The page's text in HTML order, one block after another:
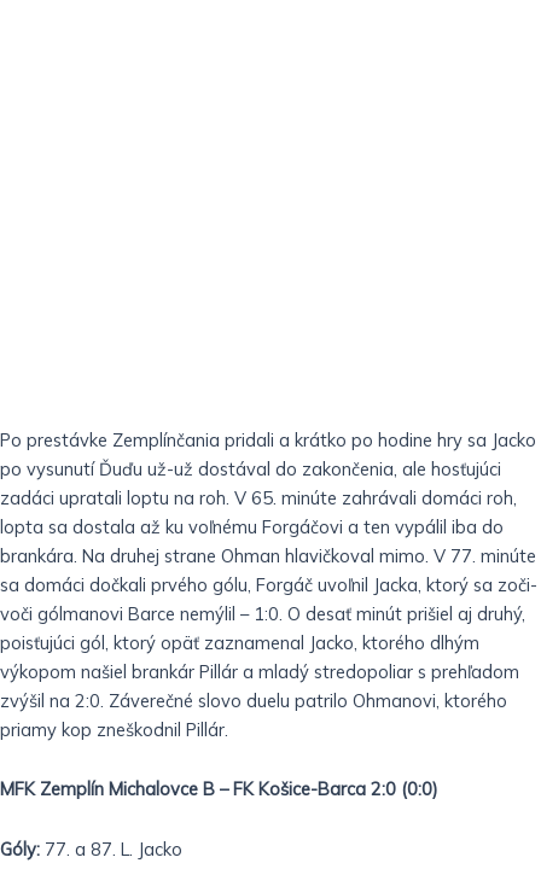
Po prestávke Zemplínčania pridali a krátko po hodine hry sa Jacko
po vysunutí Ďuďu už-už dostával do zakončenia, ale hosťujúci
zadáci upratali loptu na roh. V 65. minúte zahrávali domáci roh,
lopta sa dostala až ku voľnému Forgáčovi a ten vypálil iba do
brankára. Na druhej strane Ohman hlavičkoval mimo. V 77. minúte
sa domáci dočkali prvého gólu, Forgáč uvoľnil Jacka, ktorý sa zoči-
voči gólmanovi Barce nemýlil – 1:0. O desať minút prišiel aj druhý,
poisťujúci gól, ktorý opäť zaznamenal Jacko, ktorého dlhým
výkopom našiel brankár Pillár a mladý stredopoliar s prehľadom
zvýšil na 2:0. Záverečné slovo duelu patrilo Ohmanovi, ktorého
priamy kop zneškodnil Pillár.
MFK Zemplín Michalovce B – FK Košice-Barca 2:0 (0:0)
Góly: 77. a 87. L. Jacko